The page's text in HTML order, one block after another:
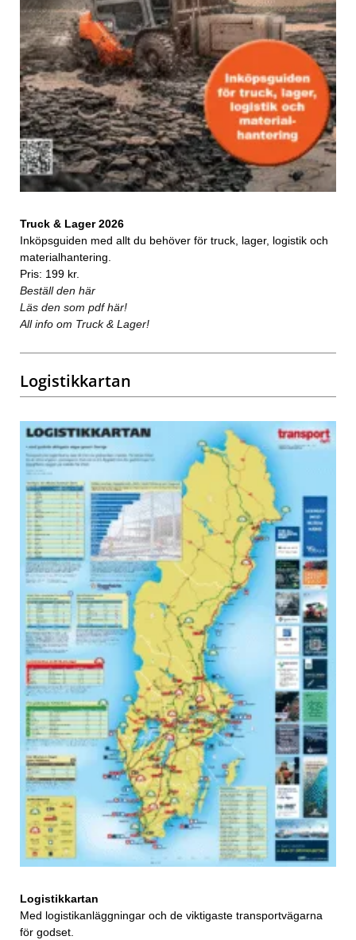
Truck & Lager 2026
Inköpsguiden med allt du behöver för truck, lager, logistik och
materialhantering.
Pris: 199 kr.
Beställ den här
Läs den som pdf här!
All info om Truck & Lager!
Logistikkartan
Logistikkartan
Med logistikanläggningar och de viktigaste transportvägarna
för godset.